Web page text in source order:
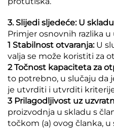
3. Slijedi sljedeće: U
Primjer osnovnih razlika
1 Stabilnost otvaranja: U
valja se može koristiti za
2 Točnost kapaciteta za
to potrebno, u slučaju da
je utvrditi i utvrditi
3 Prilagodljivost uz
proizvodnja u skladu s
točkom (a) ovog članka,